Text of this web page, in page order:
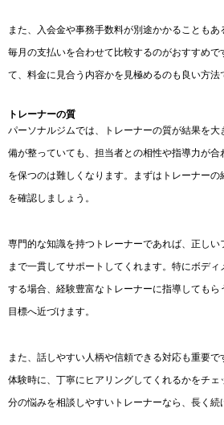
また、入会金や事務手数料が別途かかることも
毎月の支払いを合わせて比較するのがおすすめで
て、料金に見合う内容かを見極めるのも良い方法
トレーナーの質
パーソナルジムでは、トレーナーの質が結果を
備が整っていても、担当者との相性や指導力が
を保つのは難しくなります。まずはトレーナー
を確認しましょう。
専門的な知識を持つトレーナーであれば、正し
まで一貫してサポートしてくれます。特にボデ
する場合、経験豊富なトレーナーに指導しても
目標へ近づけます。
また、話しやすい人柄や信頼できる対応も重要
体験時に、丁寧にヒアリングしてくれるかをチェ
分の悩みを相談しやすいトレーナーなら、長く続